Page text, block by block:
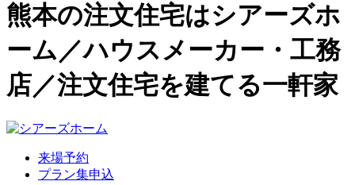
熊本の注文住宅はシアーズホ
ーム／ハウスメーカー・工務
店／注文住宅を建てる一軒家
来場予約
プラン集申込